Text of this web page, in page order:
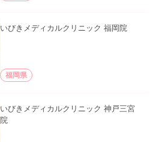
いびきメディカルクリニック 福岡院
福岡県
いびきメディカルクリニック 神戸三宮
院